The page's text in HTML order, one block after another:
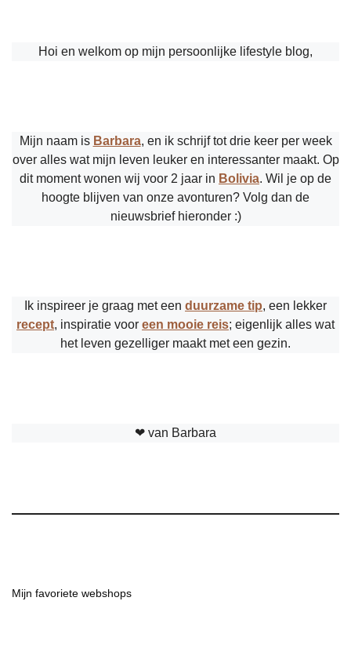
Hoi en welkom op mijn persoonlijke lifestyle blog,
Mijn naam is Barbara, en ik schrijf tot drie keer per week
over alles wat mijn leven leuker en interessanter maakt. Op
dit moment wonen wij voor 2 jaar in Bolivia. Wil je op de
hoogte blijven van onze avonturen? Volg dan de
nieuwsbrief hieronder :)
Ik inspireer je graag met een duurzame tip, een lekker
recept, inspiratie voor een mooie reis; eigenlijk alles wat
het leven gezelliger maakt met een gezin.
❤︎ van Barbara
Mijn favoriete webshops